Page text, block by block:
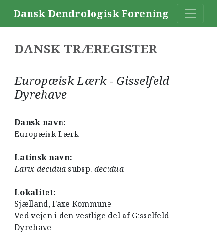
Dansk Dendrologisk Forening
DANSK TRÆREGISTER
Europæisk Lærk - Gisselfeld
Dyrehave
Dansk navn:
Europæisk Lærk
Latinsk navn:
Larix decidua subsp. decidua
Lokalitet:
Sjælland, Faxe Kommune
Ved vejen i den vestlige del af Gisselfeld
Dyrehave